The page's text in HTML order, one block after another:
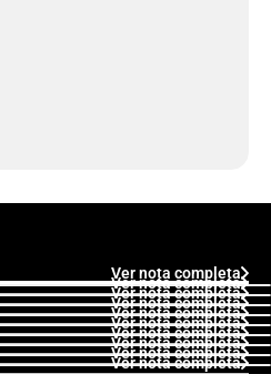
Ver nota completa
Ver nota completa
Ver nota completa
Ver nota completa
Ver nota completa
Ver nota completa
Ver nota completa
Ver nota completa
Ver nota completa
Ver nota completa